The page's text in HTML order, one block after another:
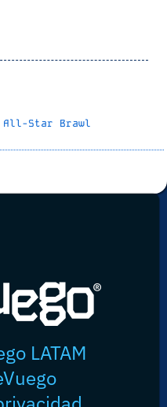
All-Star Brawl
LATAM